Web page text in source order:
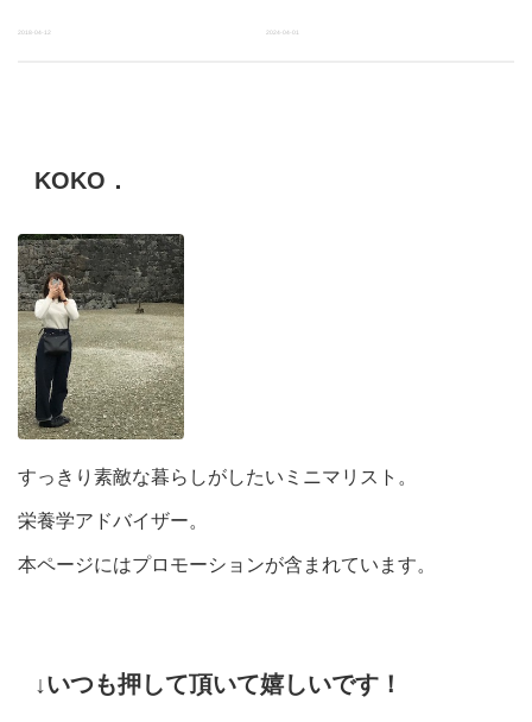
2018-04-12 2024-04-01
KOKO．
すっきり素敵な暮らしがしたいミニマリスト。
栄養学アドバイザー。
本ページにはプロモーションが含まれています。
↓いつも押して頂いて嬉しいです！